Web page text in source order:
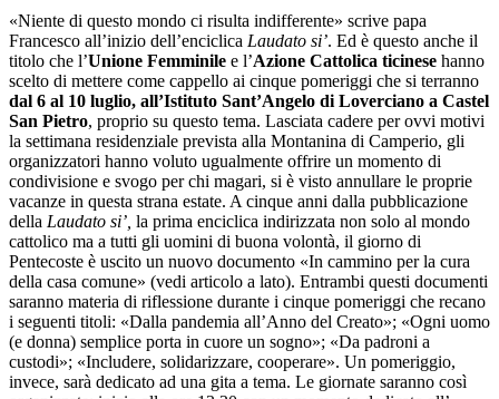
«Niente di questo mondo ci risulta indifferente» scrive papa
Francesco all’inizio dell’enciclica Laudato si’. Ed è questo anche il
titolo che l’Unione Femminile e l’Azione Cattolica ticinese hanno
scelto di mettere come cappello ai cinque pomeriggi che si terranno
dal 6 al 10 luglio, all’Istituto Sant’Angelo di Loverciano a Castel
San Pietro, proprio su questo tema. Lasciata cadere per ovvi motivi
la settimana residenziale prevista alla Montanina di Camperio, gli
organizzatori hanno voluto ugualmente offrire un momento di
condivisione e svogo per chi magari, si è visto annullare le proprie
vacanze in questa strana estate. A cinque anni dalla pubblicazione
della Laudato si’, la prima enciclica indirizzata non solo al mondo
cattolico ma a tutti gli uomini di buona volontà, il giorno di
Pentecoste è uscito un nuovo documento «In cammino per la cura
della casa comune» (vedi articolo a lato). Entrambi questi documenti
saranno materia di riflessione durante i cinque pomeriggi che recano
i seguenti titoli: «Dalla pandemia all’Anno del Creato»; «Ogni uomo
(e donna) semplice porta in cuore un sogno»; «Da padroni a
custodi»; «Includere, solidarizzare, cooperare». Un pomeriggio,
invece, sarà dedicato ad una gita a tema. Le giornate saranno così